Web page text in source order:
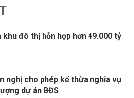
khu đô thị hỗn hợp hơn 49.000 tỷ
nghị cho phép kế thừa nghĩa vụ
dự án BĐS